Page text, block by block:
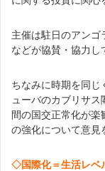
主催は駐日のアン
などが協賛・協力し
ちなみに時期を同じ
ューバのカブリサ
間の国交正常化が
の強化について意見
◇国際化＝生活レベ